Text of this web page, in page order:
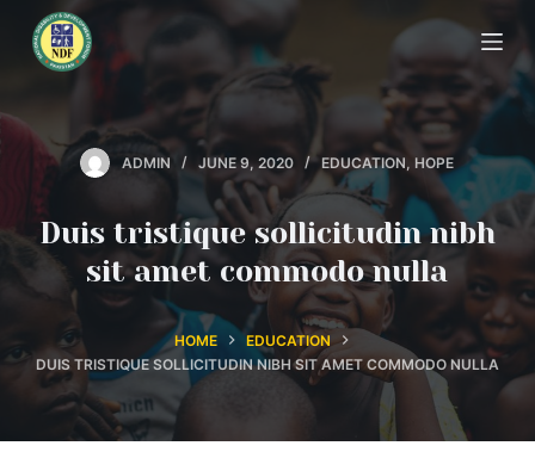
S
k
o
ADMIN JUNE 9, 2020 EDUCATION, HOPE
Duis tristique sollicitudin nibh
sit amet commodo nulla
HOME
EDUCATION
DUIS TRISTIQUE SOLLICITUDIN NIBH SIT AMET COMMODO NULLA